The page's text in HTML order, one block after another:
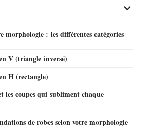
morphologie : les différentes catégories
V (triangle inversé)
H (rectangle)
les coupes qui subliment chaque
de robes selon votre morphologie